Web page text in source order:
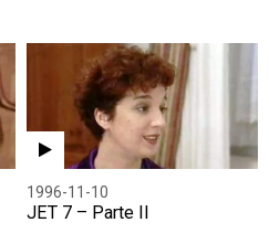
1996-11-10
JET 7 – Parte II